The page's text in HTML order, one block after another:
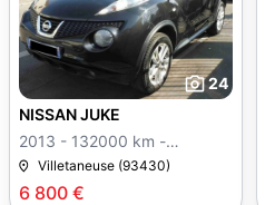
24
6 800 €
NISSAN JUKE
2013 - 132000 km -
Manuelle
Villetaneuse (93430)